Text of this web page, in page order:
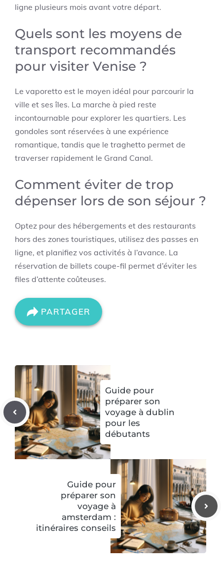
ligne plusieurs mois avant votre départ.
Quels sont les moyens de
transport recommandés
pour visiter Venise ?
Le vaporetto est le moyen idéal pour parcourir la
ville et ses îles. La marche à pied reste
incontournable pour explorer les quartiers. Les
gondoles sont réservées à une expérience
romantique, tandis que le traghetto permet de
traverser rapidement le Grand Canal.
Comment éviter de trop
dépenser lors de son séjour ?
Optez pour des hébergements et des restaurants
hors des zones touristiques, utilisez des passes en
ligne, et planifiez vos activités à l’avance. La
réservation de billets coupe-fil permet d’éviter les
files d’attente coûteuses.
PARTAGER
Guide pour
préparer son
voyage à dublin
pour les
débutants
Guide pour
préparer son
voyage à
amsterdam :
itinéraires conseils